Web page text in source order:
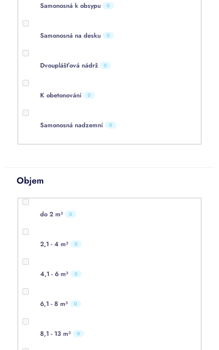
Samonosná k obsypu 0
Samonosná na desku 0
Dvouplášťová nádrž 0
K obetonování 0
Samonosná nadzemní 0
Objem
do 2 m³ 0
2,1 - 4 m³ 0
4,1 - 6 m³ 0
6,1 - 8 m³ 0
8,1 - 13 m³ 0